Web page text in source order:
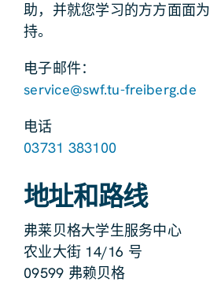
助，并就您学习的方方面面
持。
电子邮件：
service@swf.tu-freiberg.de
电话
03731 383100
地址和路线
弗莱贝格大学生服务中心
农业大街 14/16 号
09599 弗赖贝格